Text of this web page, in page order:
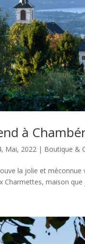
à
Mai, 2022 | Boutique &
la jolie et méconnue
maison que